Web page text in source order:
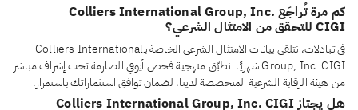
كم مرة تُراجَع Colliers International Group, Inc.
CIGI للتحقق من الامتثال الشرعي؟
في تبادلات، نتلقى بيانات الامتثال الشرعي الخاصة بـColliers International
Group, Inc. CIGI شهريًا. نطبّق منهجية فحص أيوفي الصارمة تحت إشراف مباشر
من هيئة الرقابة الشرعية المتخصصة لدينا، لضمان توافق استثماراتك باستمرار.
هل يجتاز Colliers International Group, Inc. CIGI